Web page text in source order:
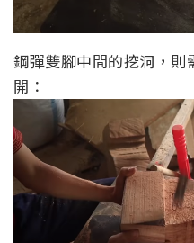
鋼彈雙腳中間的挖洞，
開：